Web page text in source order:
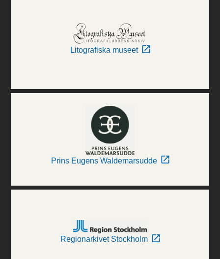
Litografiska museet
Prins Eugens Waldemarsudde
Regionarkivet Stockholm